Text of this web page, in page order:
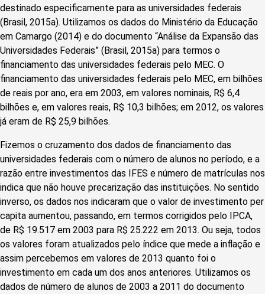
destinado especificamente para as universidades federais
(Brasil, 2015a). Utilizamos os dados do Ministério da Educação
em Camargo (2014) e do documento “Análise da Expansão das
Universidades Federais” (Brasil, 2015a) para termos o
financiamento das universidades federais pelo MEC. O
financiamento das universidades federais pelo MEC, em bilhões
de reais por ano, era em 2003, em valores nominais, R$ 6,4
bilhões e, em valores reais, R$ 10,3 bilhões; em 2012, os valores
já eram de R$ 25,9 bilhões.
Fizemos o cruzamento dos dados de financiamento das
universidades federais com o número de alunos no período, e a
razão entre investimentos das IFES e número de matrículas nos
indica que não houve precarização das instituições. No sentido
inverso, os dados nos indicaram que o valor de investimento per
capita aumentou, passando, em termos corrigidos pelo IPCA,
de R$ 19.517 em 2003 para R$ 25.222 em 2013. Ou seja, todos
os valores foram atualizados pelo índice que mede a inflação e
assim percebemos em valores de 2013 quanto foi o
investimento em cada um dos anos anteriores. Utilizamos os
dados de número de alunos de 2003 a 2011 do documento